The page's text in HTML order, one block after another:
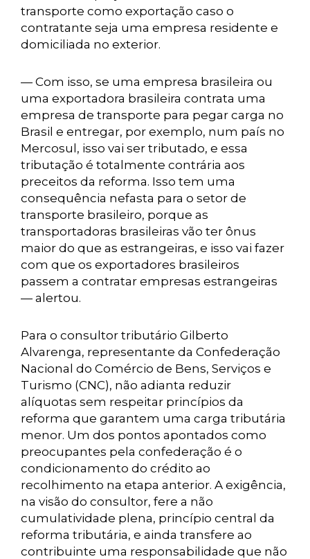
transporte como exportação caso o
contratante seja uma empresa residente e
domiciliada no exterior.
— Com isso, se uma empresa brasileira ou
uma exportadora brasileira contrata uma
empresa de transporte para pegar carga no
Brasil e entregar, por exemplo, num país no
Mercosul, isso vai ser tributado, e essa
tributação é totalmente contrária aos
preceitos da reforma. Isso tem uma
consequência nefasta para o setor de
transporte brasileiro, porque as
transportadoras brasileiras vão ter ônus
maior do que as estrangeiras, e isso vai fazer
com que os exportadores brasileiros
passem a contratar empresas estrangeiras
— alertou.
Para o consultor tributário Gilberto
Alvarenga, representante da Confederação
Nacional do Comércio de Bens, Serviços e
Turismo (CNC), não adianta reduzir
alíquotas sem respeitar princípios da
reforma que garantem uma carga tributária
menor. Um dos pontos apontados como
preocupantes pela confederação é o
condicionamento do crédito ao
recolhimento na etapa anterior. A exigência,
na visão do consultor, fere a não
cumulatividade plena, princípio central da
reforma tributária, e ainda transfere ao
contribuinte uma responsabilidade que não